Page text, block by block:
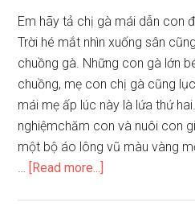
Em hãy tả chị gà mái dẫn con
Trời hé mắt nhìn xuống sân
chuồng gà. Những con gà lớn
chuồng, mẹ con chị gà cũng
mái mẹ ấp lúc này là lứa thứ
nghiệmchăm con và nuôi con
một bộ áo lông vũ màu vàng
… [Read more...]